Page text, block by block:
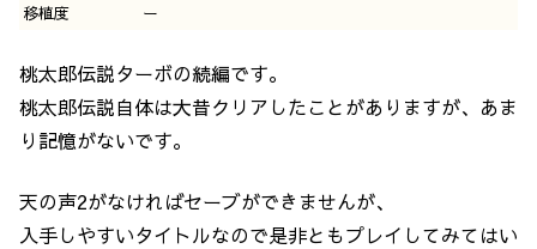
移植度
ー
桃太郎伝説ターボの続編です。
桃太郎伝説自体は大昔クリアしたことがありますが、あま
り記憶がないです。
天の声2がなければセーブができませんが、
入手しやすいタイトルなので是非ともプレイしてみてはい